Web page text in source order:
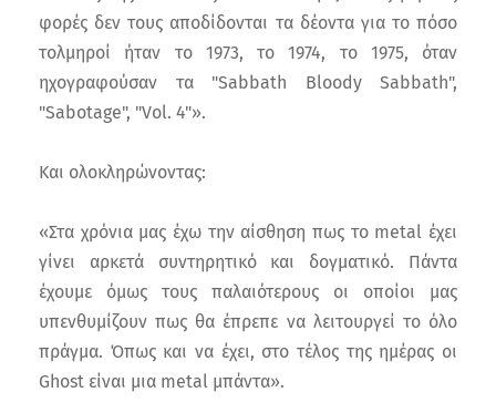
φορές δεν τους αποδίδονται τα δέοντα για το πόσο
τολμηροί ήταν το 1973, το 1974, το 1975, όταν
ηχογραφούσαν τα "Sabbath Bloody Sabbath",
"Sabotage", "Vol. 4"».
Και ολοκληρώνοντας:
«Στα χρόνια μας έχω την αίσθηση πως το metal έχει
γίνει αρκετά συντηρητικό και δογματικό. Πάντα
έχουμε όμως τους παλαιότερους οι οποίοι μας
υπενθυμίζουν πως θα έπρεπε να λειτουργεί το όλο
πράγμα. Όπως και να έχει, στο τέλος της ημέρας οι
Ghost είναι μια metal μπάντα».